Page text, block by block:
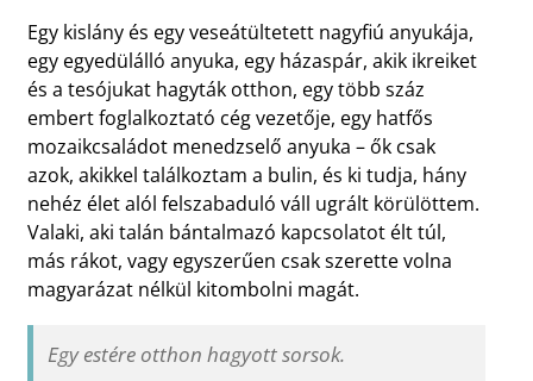
Egy kislány és egy veseátültetett nagyfiú anyukája,
egy egyedülálló anyuka, egy házaspár, akik ikreiket
és a tesójukat hagyták otthon, egy több száz
embert foglalkoztató cég vezetője, egy hatfős
mozaikcsaládot menedzselő anyuka – ők csak
azok, akikkel találkoztam a bulin, és ki tudja, hány
nehéz élet alól felszabaduló váll ugrált körülöttem.
Valaki, aki talán bántalmazó kapcsolatot élt túl,
más rákot, vagy egyszerűen csak szerette volna
magyarázat nélkül kitombolni magát.
Egy estére otthon hagyott sorsok.